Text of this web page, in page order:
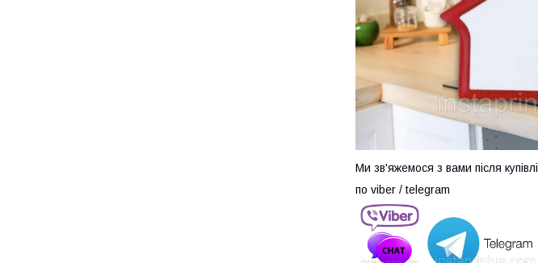
Ми зв'яжемося з вами після купівлі
по viber / telegram